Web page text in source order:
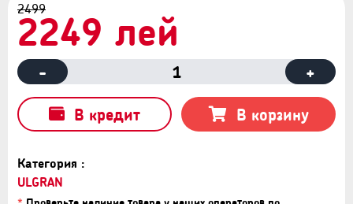
Категория :
ULGRAN
2499
2249 лей
- 1 +
В кредит В корзину